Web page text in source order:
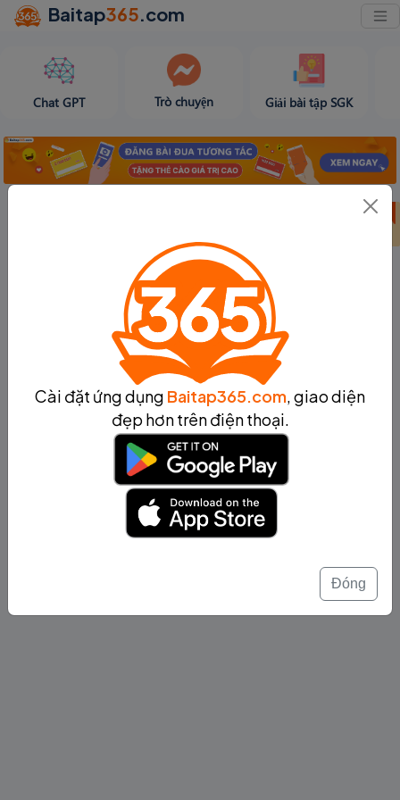
Baitap365.com
Chat GPT Trò chuyện Giải bài tập SGK
Bảng thành tích
Cài đặt ứng dụng Baitap365.com, giao diện
đẹp hơn trên điện thoại.
Đóng